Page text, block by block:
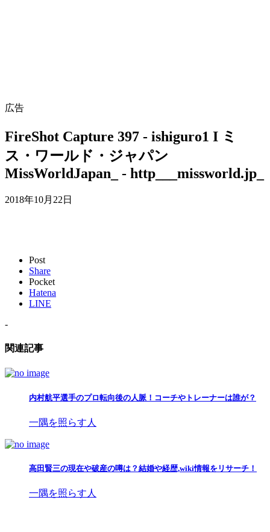
広告
FireShot Capture 397 - ishiguro1 I ミ
ス・ワールド・ジャパン
MissWorldJapan_ - http___missworld.jp_
2018年10月22日
Post
Share
Pocket
Hatena
LINE
-
関連記事
内村航平選手のプロ転向後の人脈！コーチやトレーナーは誰が？
一隅を照らす人
高田賢三の現在や破産の噂は？結婚や経歴,wiki情報をリサーチ！
一隅を照らす人